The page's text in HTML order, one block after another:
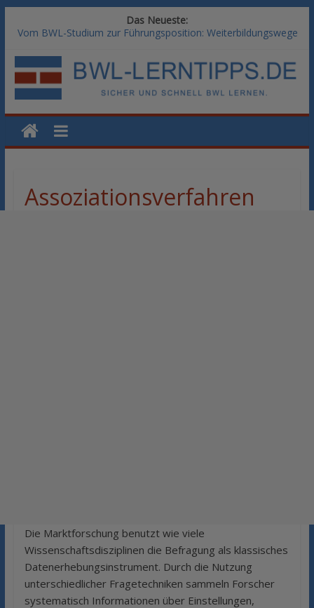
Das Neueste:
Vom BWL-Studium zur Führungsposition: Weiterbildungswege
Rechnungswesen im BWL-Studium: Digitale Tools für die
Finanzbuchhaltung
KI-Kompetenz im BWL-Studium: Controlling und
Datenanalyse verstehen
Methoden der Personalentwicklung: Blended Learning versus
klassische Präsenzschulung im Vergleich
SAP-Kenntnisse im BWL-Studium: Welche Module Arbeitgeber
Assoziationsverfahren
Die Marktforschung benutzt wie viele
Wissenschaftsdisziplinen die Befragung als klassisches
Datenerhebungsinstrument. Durch die Nutzung
unterschiedlicher Fragetechniken sammeln Forscher
systematisch Informationen über Einstellungen,